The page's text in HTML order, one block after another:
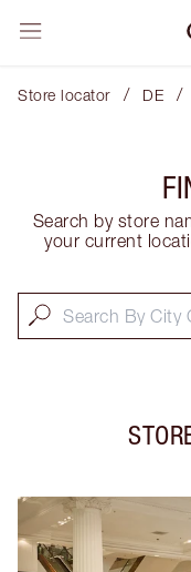
Store locator / DE /
Search by store
your current